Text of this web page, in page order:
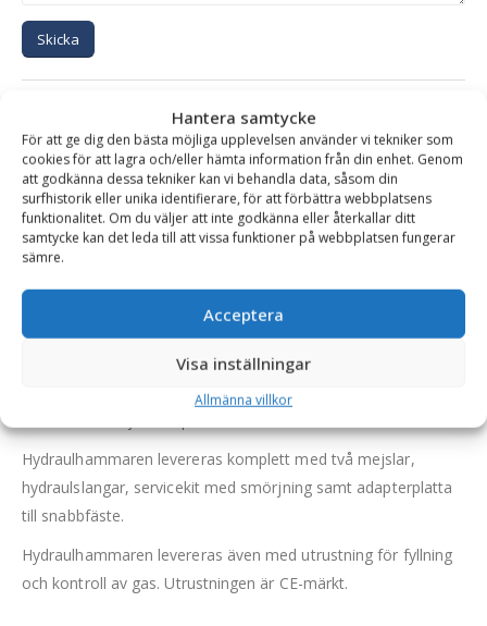
Hantera samtycke
För att ge dig den bästa möjliga upplevelsen använder vi tekniker som
cookies för att lagra och/eller hämta information från din enhet. Genom
att godkänna dessa tekniker kan vi behandla data, såsom din
surfhistorik eller unika identifierare, för att förbättra webbplatsens
funktionalitet. Om du väljer att inte godkänna eller återkallar ditt
samtycke kan det leda till att vissa funktioner på webbplatsen fungerar
sämre.
Acceptera
Visa inställningar
Allmänna villkor
Skicka
Hydraulhammare
BESKRIVNING
Hydraulhammare XS-1600N – fäste S2/B27, för
SMC hydraulhammare är ett robust och driftsäkert verktyg,
baserad på olja/gas patent med enbart två rörliga delar.
Hydraulhammaren levereras komplett med två mejslar,
hydraulslangar, servicekit med smörjning samt adapterplatta
till snabbfäste.
Hydraulhammaren levereras även med utrustning för fyllning
och kontroll av gas. Utrustningen är CE-märkt.